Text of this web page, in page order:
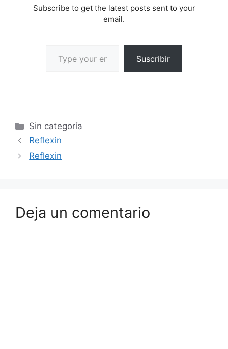
Subscribe to get the latest posts sent to your
email.
Suscribir
Sin categoría
Reflexin
Reflexin
Deja un comentario